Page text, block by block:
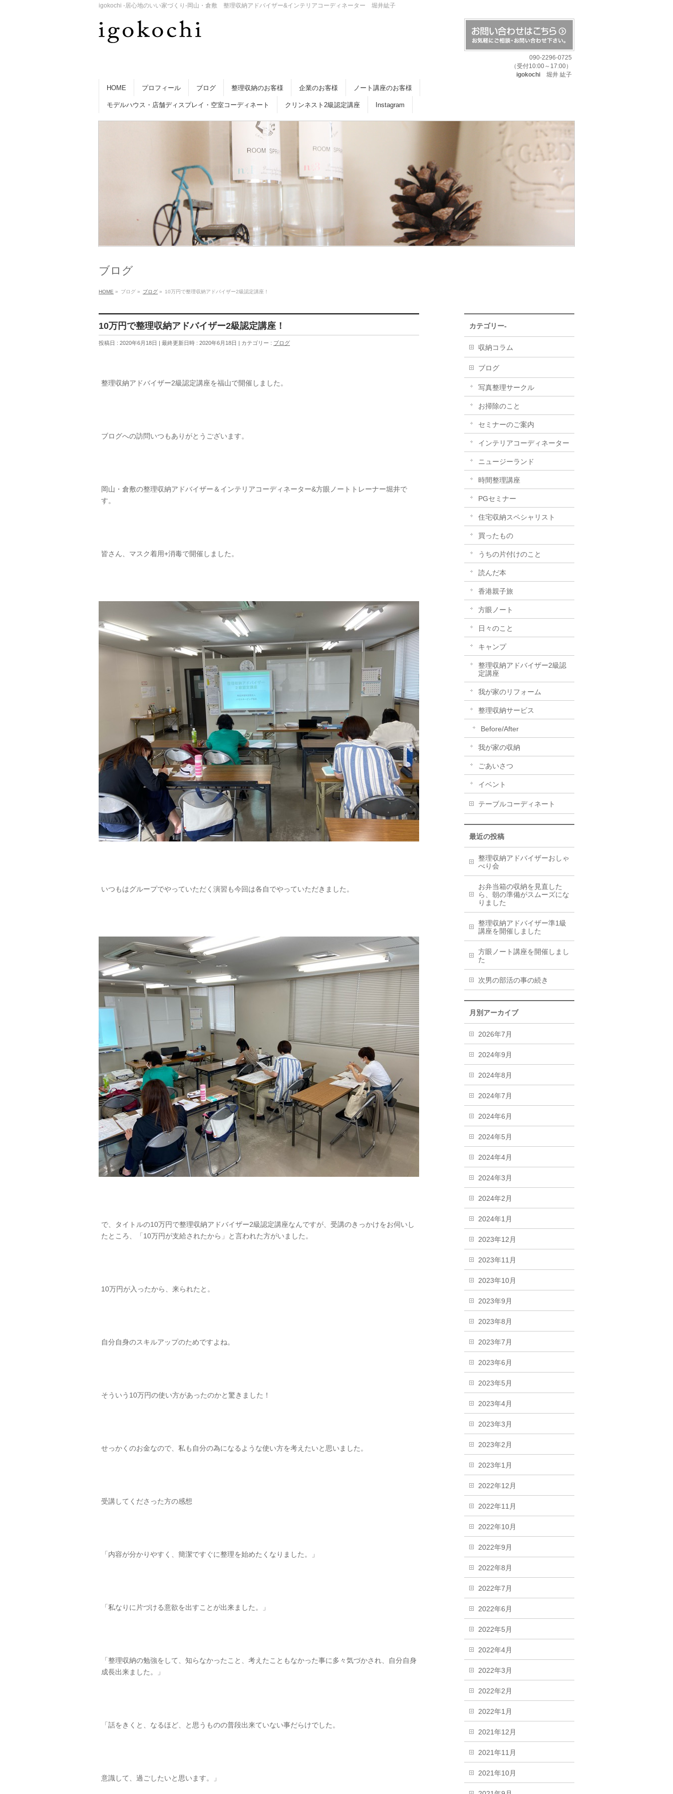
igokochi -居心地のいい家づくり-岡山・倉敷 整理収納アドバイザー&インテリアコーディネーター 堀井紘子
090-2296-0725
（受付10:00～17:00）
igokochi 堀井 紘子
HOME プロフィール ブログ 整理収納のお客様 企業のお客様 ノート講座のお客様
モデルハウス・店舗ディスプレイ・空室コーディネート クリンネスト2級認定講座 Instagram
ブログ
HOME » ブログ » ブログ » 10万円で整理収納アドバイザー2級認定講座！
10万円で整理収納アドバイザー2級認定講座！
投稿日 : 2020年6月18日 最終更新日時 : 2020年6月18日 カテゴリー : ブログ
整理収納アドバイザー2級認定講座を福山で開催しました。
ブログへの訪問いつもありがとうございます。
岡山・倉敷の整理収納アドバイザー＆インテリアコーディネーター&方眼ノートトレーナー堀井で
す。
皆さん、マスク着用+消毒で開催しました。
いつもはグループでやっていただく演習も今回は各自でやっていただきました。
で、タイトルの10万円で整理収納アドバイザー2級認定講座なんですが、受講のきっかけをお伺いし
たところ、「10万円が支給されたから」と言われた方がいました。
10万円が入ったから、来られたと。
自分自身のスキルアップのためですよね。
そういう10万円の使い方があったのかと驚きました！
せっかくのお金なので、私も自分の為になるような使い方を考えたいと思いました。
受講してくださった方の感想
「内容が分かりやすく、簡潔ですぐに整理を始めたくなりました。」
「私なりに片づける意欲を出すことが出来ました。」
「整理収納の勉強をして、知らなかったこと、考えたこともなかった事に多々気づかされ、自分自身
成長出来ました。」
「話をきくと、なるほど、と思うものの普段出来ていない事だらけでした。
意識して、過ごしたいと思います。」
カテゴリー-
収納コラム
ブログ
写真整理サークル
お掃除のこと
セミナーのご案内
インテリアコーディネーター
ニュージーランド
時間整理講座
PGセミナー
住宅収納スペシャリスト
買ったもの
うちの片付けのこと
読んだ本
香港親子旅
方眼ノート
日々のこと
キャンプ
整理収納アドバイザー2級認
定講座
我が家のリフォーム
整理収納サービス
Before/After
我が家の収納
ごあいさつ
イベント
テーブルコーディネート
最近の投稿
整理収納アドバイザーおしゃ
べり会
お弁当箱の収納を見直した
ら、朝の準備がスムーズにな
りました
整理収納アドバイザー準1級
講座を開催しました
方眼ノート講座を開催しまし
た
次男の部活の事の続き
月別アーカイブ
2026年7月
2024年9月
2024年8月
2024年7月
2024年6月
2024年5月
2024年4月
2024年3月
2024年2月
2024年1月
2023年12月
2023年11月
2023年10月
2023年9月
2023年8月
2023年7月
2023年6月
2023年5月
2023年4月
2023年3月
2023年2月
2023年1月
2022年12月
2022年11月
2022年10月
2022年9月
2022年8月
2022年7月
2022年6月
2022年5月
2022年4月
2022年3月
2022年2月
2022年1月
2021年12月
2021年11月
2021年10月